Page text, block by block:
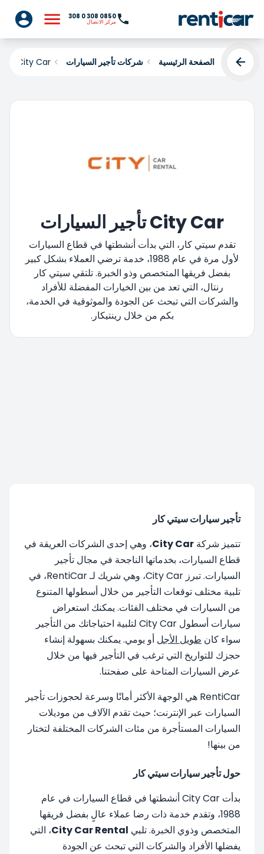
0850 308 0 308
مركز الاتصال
الصفحة الرئيسية شركات تأجير السيارات City Car
City Car تأجير السيارات
تقدم سيتي كار، التي بدأت أنشطتها في قطاع السيارات
لأول مرة في عام 1988، خدمة ترضي العملاء بشكل كبير
بفضل فريقها المتخصص وذو الخبرة. تلتقي سيتي كار
رنتال، التي تعد من بين الخيارات المفضلة للأفراد
والشركات التي تبحث عن الجودة والموثوقية في الخدمة،
بكم من خلال رينتيكار.
تأجير سيارات سيتي كار
تتميز شركة City Car، وهي إحدى الشركات العريقة في
قطاع السيارات، بخدماتها الناجحة في مجال تأجير
السيارات. تبرز City Car، وهي شريك لـ RentiCar، في
تلبية مختلف توقعات التأجير من خلال أسطولها المتنوع
من السيارات في مختلف الفئات. يمكنك استعراض
سيارات أسطول City Car لتلبية احتياجاتك من التأجير
سواء كان طويل الأجل أو يومي. يمكنك بسهولة إنشاء
حجزك للتواريخ التي ترغب في التأجير فيها من خلال
عرض السيارات المتاحة على صفحتنا.
RentiCar هي الوجهة الأكثر أمانًا وسرعة لحجوزات تأجير
السيارات عبر الإنترنت؛ حيث تقدم الآلاف من موديلات
السيارات المستأجرة من مئات الشركات المختلفة لتختار
من بينها!
حول تأجير سيارات سيتي كار
بدأت City Car أنشطتها في قطاع السيارات في عام
1988، وتقدم خدمة ذات رضا عملاء عالٍ بفضل فريقها
المتخصص وذوي الخبرة. تلبي City Car Rental، التي
يفضلها الأفراد والشركات التي تبحث عن الجودة